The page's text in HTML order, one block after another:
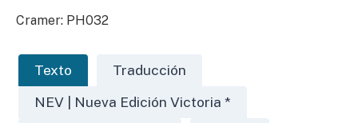
Cramer: PH032
Texto
Traducción
NEV | Nueva Edición Victoria *